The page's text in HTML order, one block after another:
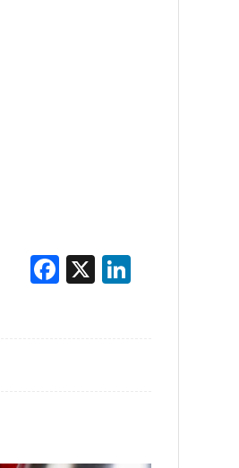
Facebook
X LinkedIn